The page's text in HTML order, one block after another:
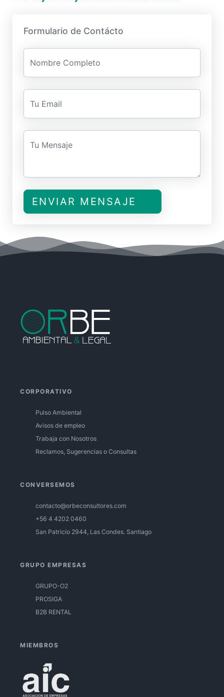
Formulario de Contácto
Nombre Completo
Tu Email
Tu Mensaje
ENVIAR MENSAJE
CORPORATIVO
Pulso Ambiental
Avisos de empleo
Trabaja con Nosotros
Reclamos, Sugerencias o Consultas
CONVERSEMOS
contacto@orbeconsultores.com
+56 4 4202 0460
San Patricio 2944, Las Condes. Santiago
GRUPO EMPRESAS
GRUPO-O2
PROSIGA
B2B RENTAL
MIEMBROS